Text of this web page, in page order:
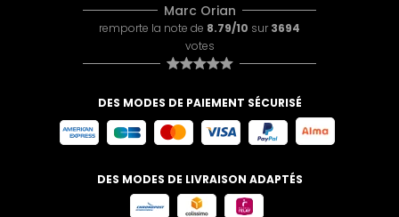
Marc Orian
remporte la note de 8.79/10 sur 3694
votes
DES MODES DE PAIEMENT SÉCURISÉ
DES MODES DE LIVRAISON ADAPTÉS